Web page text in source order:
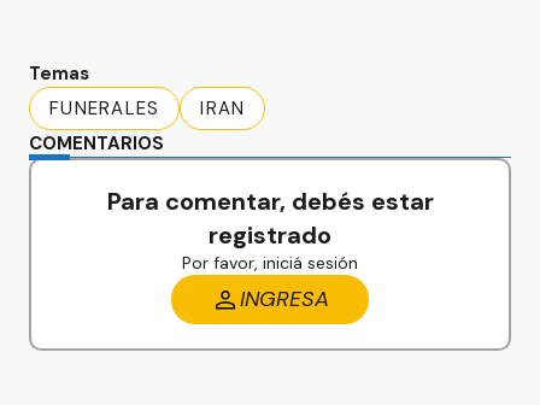
Temas
FUNERALES
IRAN
COMENTARIOS
Para comentar, debés estar
registrado
Por favor, iniciá sesión
INGRESA